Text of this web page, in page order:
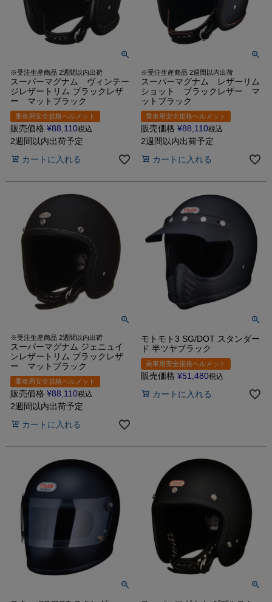
※受注生産商品 2週間以内出荷
スーパーマグナム ヴィンテー
ジレザートリム ブラックレザ
ー マットブラック
乗車用安全規格ヘルメット
販売価格 ¥88,110税込
2週間以内出荷予定
カートに入れる
※受注生産商品 2週間以内出荷
スーパーマグナム レザーリム
ショット ブラックレザー マ
ットブラック
乗車用安全規格ヘルメット
販売価格 ¥88,110税込
2週間以内出荷予定
カートに入れる
※受注生産商品 2週間以内出荷
スーパーマグナム ジェニュイ
ンレザートリム ブラックレザ
ー マットブラック
乗車用安全規格ヘルメット
販売価格 ¥88,110税込
2週間以内出荷予定
カートに入れる
モトモト3 SG/DOT スタンダー
ド 半ツヤブラック
乗車用安全規格ヘルメット
販売価格 ¥51,480税込
カートに入れる